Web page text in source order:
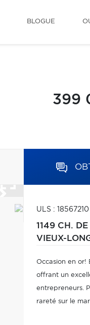
BLOGUE
399
ULS : 18567210
1149 CH.
VIEUX-
Occasion en or!
offrant un
entrepreneurs.
rareté sur le